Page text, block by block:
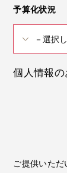
予算化状況
個人情報の
ご提供いただ